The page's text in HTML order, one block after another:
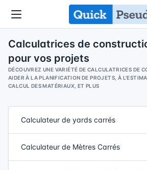
Calculatrices de
pour vos projets
DÉCOUVREZ UNE VARIÉTÉ DE CALCULATRICES DE
AIDER À LA PLANIFICATION DE PROJETS, À
CALCUL DES MATÉRIAUX, ET PLUS
Calculateur de yards carrés
Calculateur de Mètres Carrés